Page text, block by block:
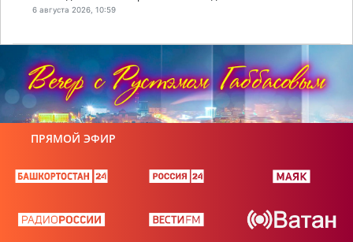
6 августа 2026, 10:59
ПРЯМОЙ ЭФИР